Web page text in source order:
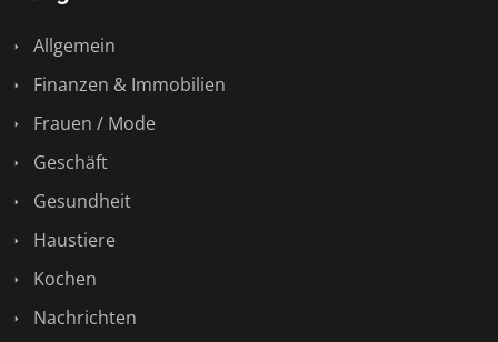
Allgemein
Finanzen & Immobilien
Frauen / Mode
Geschäft
Gesundheit
Haustiere
Kochen
Nachrichten